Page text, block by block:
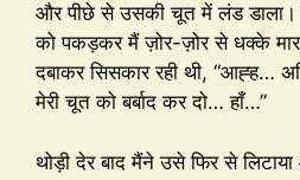
और पीछे से उसकी चूत में लंड डाला।
को पकड़कर मैं ज़ोर-ज़ोर से धक्के
दबाकर सिसकार रही थी, “आह्ह…
मेरी चूत को बर्बाद कर दो… हाँ…”
थोड़ी देर बाद मैंने उसे फिर से